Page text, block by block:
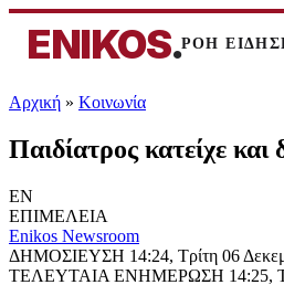
ENIKOS.ΡΟΗ
Αρχική » Κοινωνία
Παιδίατρος κατείχε
EN
ΕΠΙΜΕΛΕΙΑ
Enikos Newsroom
ΔΗΜΟΣΙΕΥΣΗ 14:24, Τρίτη 06
ΤΕΛΕΥΤΑΙΑ ΕΝΗΜΕΡΩΣΗ 14:25,